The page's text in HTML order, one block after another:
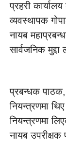
प्रहरी
व्यवस्थापक
नायब
सार्वजनिक
प्रबन्धक
नियन्त्रणमा
नियन्त्रणमा
नायब